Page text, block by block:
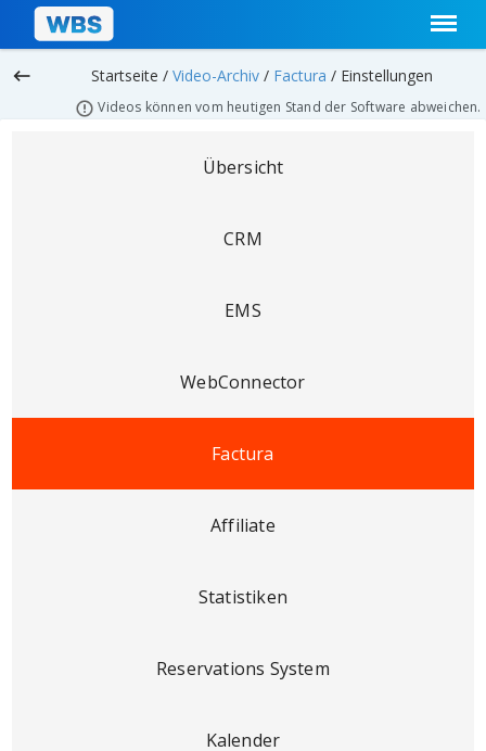
keyboard_backspace Startseite /Video-Archiv / Factura / Einstellungen
Videos können vom heutigen Stand der Software abweichen.
Übersicht
CRM
EMS
WebConnector
Factura
Affiliate
Statistiken
Reservations System
Kalender